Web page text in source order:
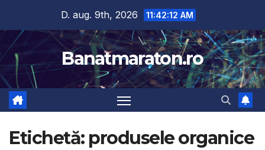
content
D. aug. 9th, 2026 11:42:13 AM
Banatmaraton.ro
Etichetă: produsele organice